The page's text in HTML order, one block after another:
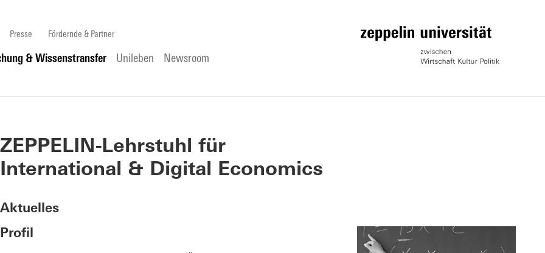
Presse Fördernde & Partner
& Wissenstransfer Unileben Newsroom
ZEPPELIN-Lehrstuhl für
International & Digital Economics
Aktuelles
Profil